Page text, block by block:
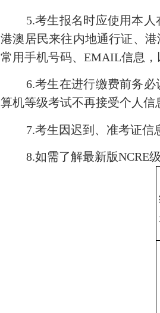
5.考生报名时应使用本人
港澳居民来往内地通行证、
常用手机号码、EMAIL信息，
6.考生在进行缴费前务
算机等级考试不再接受个人信
7.考生因迟到、准考证信
8.如需了解最新版NCRE